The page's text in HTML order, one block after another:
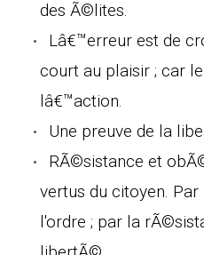
des Ã©lites.
Lâ€™erreur est de
court au plaisir ; car
lâ€™action.
Une preuve de la
RÃ©sistance et
vertus du citoyen.
l'ordre ; par la